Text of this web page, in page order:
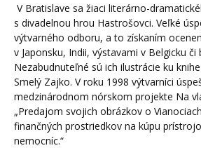
V Bratislave sa žiaci literárno-
s divadelnou hrou Hastrošovci. Veľké
výtvarného odboru, a to získaním
v Japonsku, Indii, výstavami v Belgicku či
Nezabudnuteľné sú ich ilustrácie ku knihe
Smelý Zajko. V roku 1998 výtvarníci
medzinárodnom nórskom projekte Na
„Predajom svojich obrázkov o
finančných prostriedkov na kúpu
nemocníc.“